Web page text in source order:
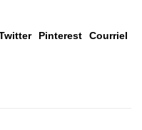
Pinterest Courriel